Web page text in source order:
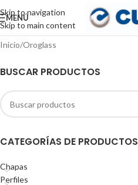
Skip to navigation
Skip to main content
MENÚ
Inicio Oroglass
BUSCAR PRODUCTOS
CATEGORÍAS DE PRODUCTOS
Chapas
Perfiles